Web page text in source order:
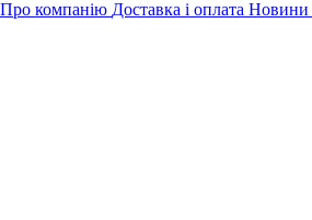
Про компанію Доставка і оплата Новини